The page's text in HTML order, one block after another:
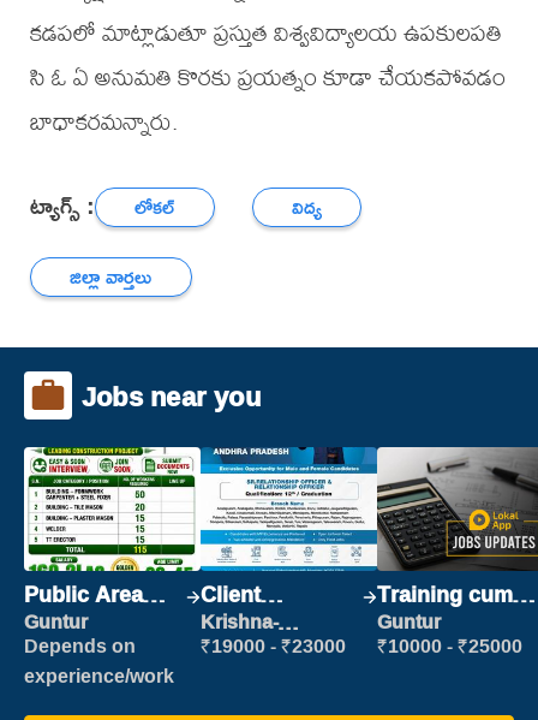
కడపలో మాట్లాడుతూ ప్రస్తుత విశ్వవిద్యాలయ ఉపకులపతి
సి ఓ ఏ అనుమతి కొరకు ప్రయత్నం కూడా చేయకపోవడం
బాధాకరమన్నారు.
ట్యాగ్స్ : లోకల్
విద్య
జిల్లా వార్తలు
Jobs near you
Public Area
Cleaner
Guntur
Depends on
experience/work
Client
Relationship
Executive
Krishna-
vijayawada
₹19000 - ₹23000
Training cum
Placement
Guntur
₹10000 - ₹25000